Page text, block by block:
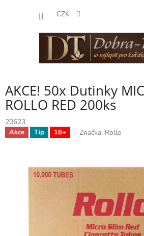
CZK
AKCE! 50x Dutinky
ROLLO RED 200ks
20623
Akce Tip 18+ Značka: Rollo